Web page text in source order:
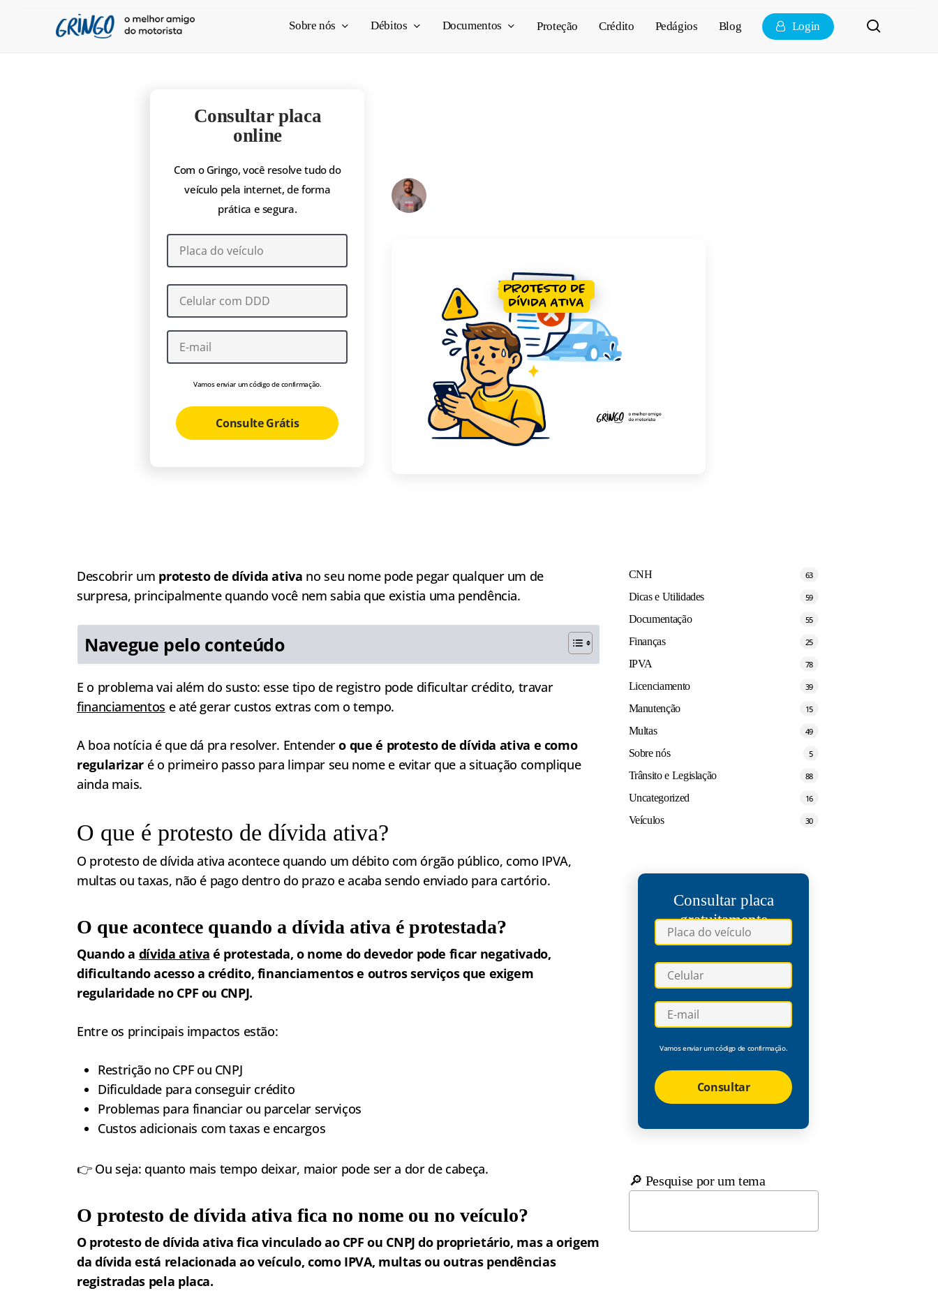
Sobre nós Débitos Documentos Proteção Crédito Pedágios Blog Login
Consultar placa
online
Com o Gringo, você resolve tudo do
veículo pela internet, de forma
prática e segura.
Vamos enviar um código de confirmação.
Consulte Grátis
Descobrir um protesto de dívida ativa no seu nome pode pegar qualquer um de
surpresa, principalmente quando você nem sabia que existia uma pendência.
Navegue pelo conteúdo
E o problema vai além do susto: esse tipo de registro pode dificultar crédito, travar
financiamentos e até gerar custos extras com o tempo.
A boa notícia é que dá pra resolver. Entendero que é protesto de dívida ativa e como
regularizar é o primeiro passo para limpar seu nome e evitar que a situação complique
ainda mais.
O que é protesto de dívida ativa?
O protesto de dívida ativa acontece quando um débito com órgão público, como IPVA,
multas ou taxas, não é pago dentro do prazo e acaba sendo enviado para cartório.
O que acontece quando a dívida ativa é protestada?
Quando a dívida ativa é protestada, o nome do devedor pode ficar negativado,
dificultando acesso a crédito, financiamentos e outros serviços que exigem
regularidade no CPF ou CNPJ.
Entre os principais impactos estão:
Restrição no CPF ou CNPJ
Dificuldade para conseguir crédito
Problemas para financiar ou parcelar serviços
Custos adicionais com taxas e encargos
👉 Ou seja: quanto mais tempo deixar, maior pode ser a dor de cabeça.
O protesto de dívida ativa fica no nome ou no veículo?
O protesto de dívida ativa fica vinculado ao CPF ou CNPJ do proprietário, mas a origem
da dívida está relacionada ao veículo, como IPVA, multas ou outras pendências
registradas pela placa.
CNH 63
Dicas e Utilidades 59
Documentação 55
Finanças 25
IPVA 78
Licenciamento 39
Manutenção 15
Multas 49
Sobre nós 5
Trânsito e Legislação 88
Uncategorized 16
Veículos 30
Consultar placa
gratuitamente
Vamos enviar um código de confirmação.
Consultar
🔎 Pesquise por um tema